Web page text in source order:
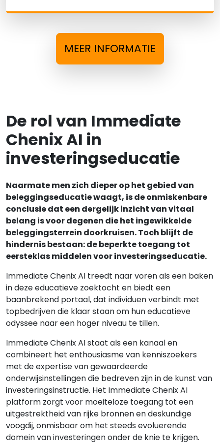
MEER INFORMATIE
De rol van Immediate
Chenix AI in
investeringseducatie
Naarmate men zich dieper op het gebied van
beleggingseducatie waagt, is de onmiskenbare
conclusie dat een dergelijk inzicht van vitaal
belang is voor degenen die het ingewikkelde
beleggingsterrein doorkruisen. Toch blijft de
hindernis bestaan: de beperkte toegang tot
eersteklas middelen voor investeringseducatie.
Immediate Chenix AI treedt naar voren als een baken
in deze educatieve zoektocht en biedt een
baanbrekend portaal, dat individuen verbindt met
topbedrijven die klaar staan om hun educatieve
odyssee naar een hoger niveau te tillen.
Immediate Chenix AI staat als een kanaal en
combineert het enthousiasme van kenniszoekers
met de expertise van gewaardeerde
onderwijsinstellingen die bedreven zijn in de kunst van
investeringsinstructie. Het Immediate Chenix AI
platform zorgt voor moeiteloze toegang tot een
uitgestrektheid van rijke bronnen en deskundige
voogdij, onmisbaar om het steeds evoluerende
domein van investeringen onder de knie te krijgen.